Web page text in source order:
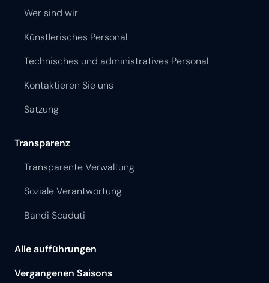
Wer sind wir
Künstlerisches Personal
Technisches und administratives Personal
Kontaktieren Sie uns
Satzung
Transparenz
Transparente Verwaltung
Soziale Verantwortung
Bandi Scaduti
Alle aufführungen
Vergangenen Saisons